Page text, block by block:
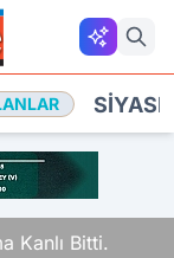
Kanlı Bitti.